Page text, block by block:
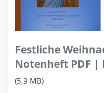
Festliche
Notenheft PDF |
(5,9 MB)